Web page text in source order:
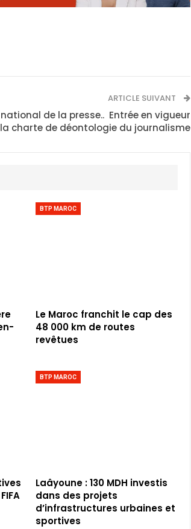
ARTICLE SUIVANT
de la presse.. Entrée en vigueur
charte de déontologie du journalisme
BTP MAROC
Le Maroc franchit le cap des
48 000 km de routes
revêtues
BTP MAROC
Laâyoune : 130 MDH investis
dans des projets
d’infrastructures urbaines et
sportives